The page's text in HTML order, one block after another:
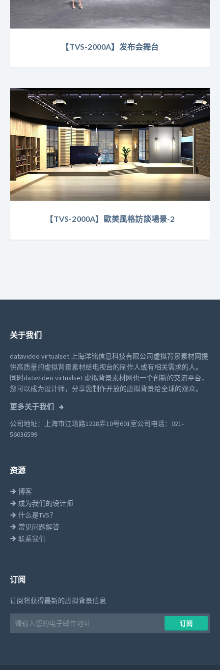
【TVS-2000A】发布会舞台
【TVS-2000A】歐美風格訪談場景-2
关于我们
datavideo virtualset 上海洋铭信息科技有限公司虚拟背景素材网提
供高质量的虚拟背景素材给电视台的制作人或有相关需求的人。
同时datavideo virtualset 虚拟背景素材网也一个创新的交流平台，
您可以成为设计师，分享您制作开放的虚拟背景给全球的观众。
更多关于我们
公司地址：上海市江场路1228弄10号601室公司电话：021-
56036599
资源
博客
成为我们的设计师
什么是TVS？
常见问题解答
联系我们
订阅
订阅将获得最新的虚拟背景信息
Email
address
​​订阅